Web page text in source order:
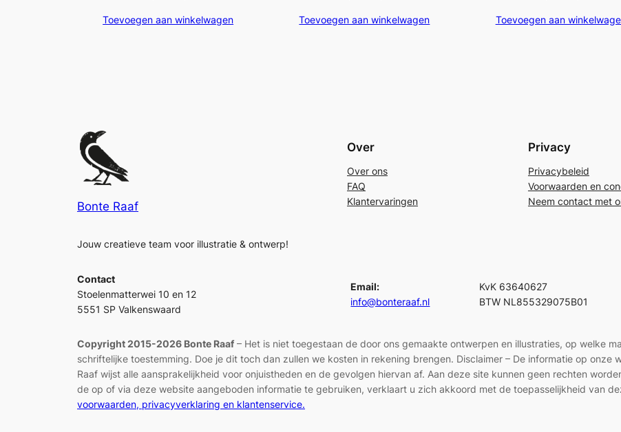
Toevoegen aan winkelwagen Toevoegen aan winkelwagen Toevoegen aan
Bonte Raaf
Jouw creatieve team voor illustratie & ontwerp!
Over
Over ons
FAQ
Klantervaringen
Privacy
Privacybeleid
Voorwaarden en
Neem contact met
Contact
Stoelenmatterwei 10 en 12
5551 SP Valkenswaard
Email:
info@bonteraaf.nl
KvK 63640627
BTW NL855329075B01
Copyright 2015-2026 Bonte Raaf – Het is niet toegestaan de door ons gemaakte ontwerpen en illustraties, op welke
schriftelijke toestemming. Doe je dit toch dan zullen we kosten in rekening brengen. Disclaimer – De informatie op
Raaf wijst alle aansprakelijkheid voor onjuistheden en de gevolgen hiervan af. Aan deze site kunnen geen rechten
de op of via deze website aangeboden informatie te gebruiken, verklaart u zich akkoord met de toepasselijkheid van
voorwaarden, privacyverklaring en klantenservice.